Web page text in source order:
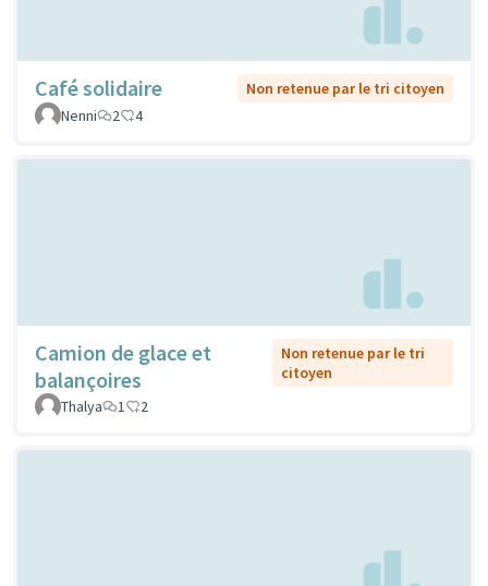
Café solidaire
Non retenue par le tri citoyen
Nenni
2 4
Camion de glace et
balançoires
Non retenue par le tri
citoyen
Thalya
1 2